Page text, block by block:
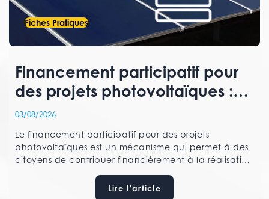
Fiches Pratiques
Financement participatif pour
des projets photovoltaïques :
comment ça fonctionne ?
03/08/2026
Le financement participatif pour des projets
photovoltaïques est un mécanisme qui permet à des
citoyens de contribuer financièrement à la réalisation
d’une centrale solaire, via une plateforme en ligne
Lire l'article